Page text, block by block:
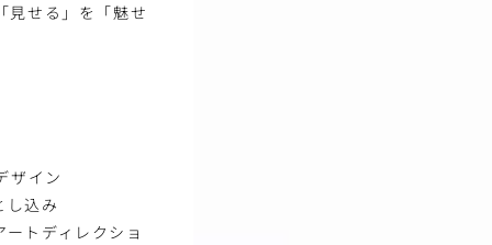
見せる」を「魅せ
ザイン
し込み
トディレクショ